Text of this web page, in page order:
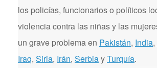
los policías, funcionarios o políticos
violencia contra las niñas y las
un grave problema en Pakistán, India,
Iraq, Siria, Irán, SerbiayTurquía.